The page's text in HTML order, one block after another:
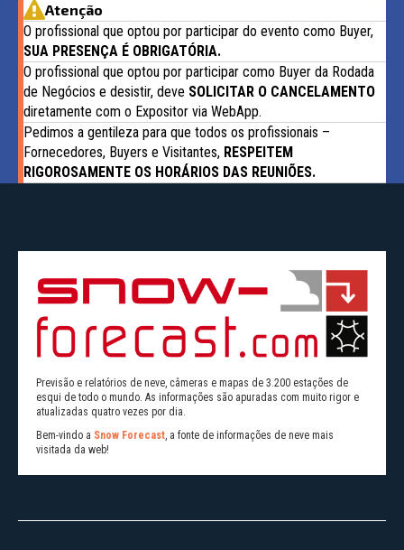
Atenção
O profissional que optou por participar do evento como Buyer,
SUA PRESENÇA É OBRIGATÓRIA.
O profissional que optou por participar como Buyer da Rodada
de Negócios e desistir, deve SOLICITAR O CANCELAMENTO
diretamente com o Expositor via WebApp.
Pedimos a gentileza para que todos os profissionais –
Fornecedores, Buyers e Visitantes, RESPEITEM
RIGOROSAMENTE OS HORÁRIOS DAS REUNIÕES.
Previsão e relatórios de neve, câmeras e mapas de 3.200 estações de
esqui de todo o mundo. As informações são apuradas com muito rigor e
atualizadas quatro vezes por dia.
Bem-vindo a Snow Forecast, a fonte de informações de neve mais
visitada da web!